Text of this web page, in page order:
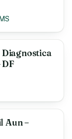
DF
Aun –